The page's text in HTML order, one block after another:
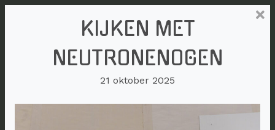
KIJKEN MET
NEUTRONENOGEN
21 oktober 2025